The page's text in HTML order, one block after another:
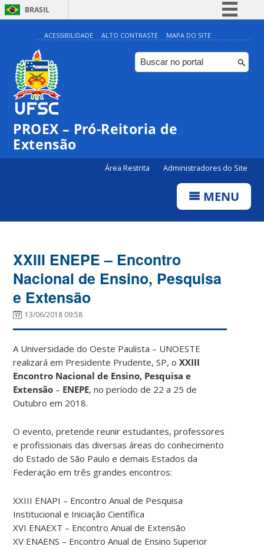
BRASIL
Simplifique!
Comunica BR
Participe
Canais
ACESSIBILIDADE ALTO CONTRASTE MAPA DO SITE
PROEX – Pró-Reitoria de
Extensão
Área Restrita Administradores do Site
MENU
XXIII ENEPE – Encontro
Nacional de Ensino, Pesquisa
e Extensão
13/06/2018 09:58
A Universidade do Oeste Paulista – UNOESTE
realizará em Presidente Prudente, SP, oXXIII
Encontro Nacional de Ensino, Pesquisa e
Extensão – ENEPE, no período de 22 a 25 de
Outubro em 2018.
O evento, pretende reunir estudantes, professores
e profissionais das diversas áreas do conhecimento
do Estado de São Paulo e demais Estados da
Federação em três grandes encontros:
XXIII ENAPI – Encontro Anual de Pesquisa
Institucional e Iniciação Científica
XVI ENAEXT – Encontro Anual de Extensão
XV ENAENS – Encontro Anual de Ensino Superior